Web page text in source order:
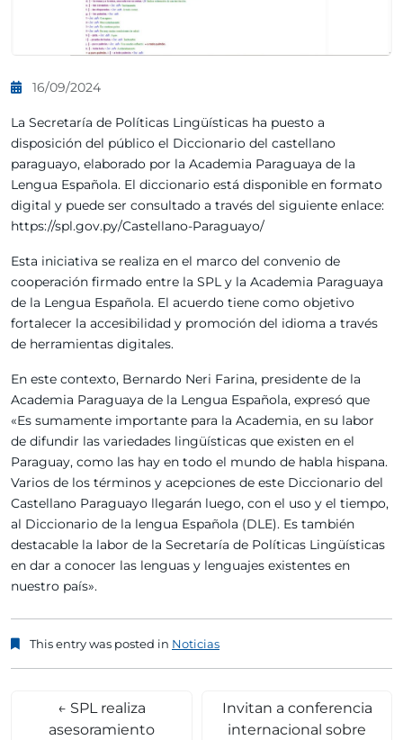
16/09/2024
La Secretaría de Políticas Lingüísticas ha puesto a
disposición del público el Diccionario del castellano
paraguayo, elaborado por la Academia Paraguaya de la
Lengua Española. El diccionario está disponible en formato
digital y puede ser consultado a través del siguiente enlace:
https://spl.gov.py/Castellano-Paraguayo/
Esta iniciativa se realiza en el marco del convenio de
cooperación firmado entre la SPL y la Academia Paraguaya
de la Lengua Española. El acuerdo tiene como objetivo
fortalecer la accesibilidad y promoción del idioma a través
de herramientas digitales.
En este contexto, Bernardo Neri Farina, presidente de la
Academia Paraguaya de la Lengua Española, expresó que
«Es sumamente importante para la Academia, en su labor
de difundir las variedades lingüísticas que existen en el
Paraguay, como las hay en todo el mundo de habla hispana.
Varios de los términos y acepciones de este Diccionario del
Castellano Paraguayo llegarán luego, con el uso y el tiempo,
al Diccionario de la lengua Española (DLE). Es también
destacable la labor de la Secretaría de Políticas Lingüísticas
en dar a conocer las lenguas y lenguajes existentes en
nuestro país».
This entry was posted in Noticias
← SPL realiza
asesoramiento
Invitan a conferencia
internacional sobre